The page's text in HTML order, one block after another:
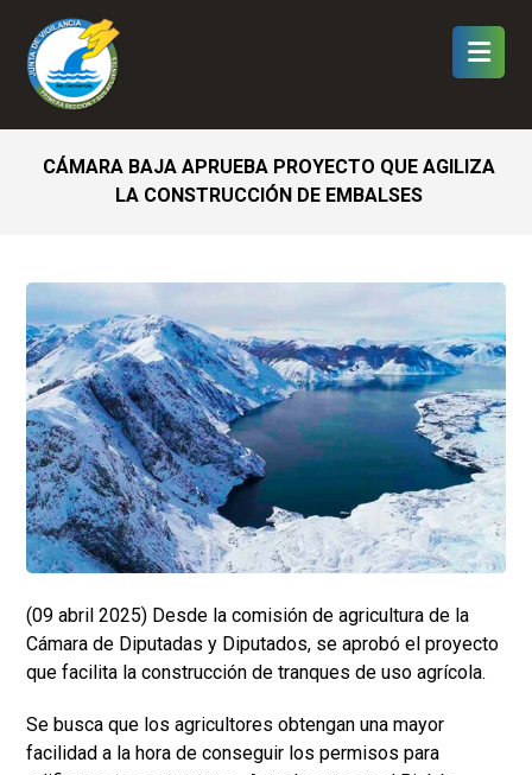
CÁMARA BAJA APRUEBA PROYECTO QUE AGILIZA
LA CONSTRUCCIÓN DE EMBALSES
(09 abril 2025) Desde la comisión de agricultura de la
Cámara de Diputadas y Diputados, se aprobó el proyecto
que facilita la construcción de tranques de uso agrícola.
Se busca que los agricultores obtengan una mayor
facilidad a la hora de conseguir los permisos para